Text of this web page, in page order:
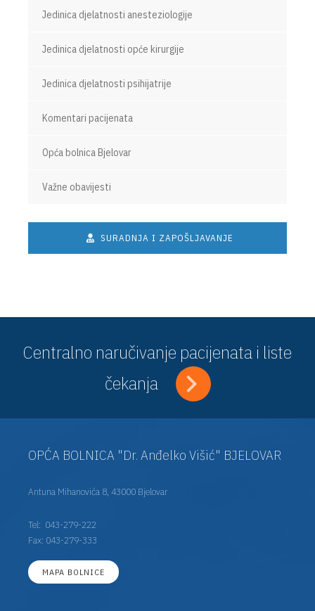
Jedinica djelatnosti anesteziologije
Jedinica djelatnosti opće kirurgije
Jedinica djelatnosti psihijatrije
Komentari pacijenata
Opća bolnica Bjelovar
Važne obavijesti
SURADNJA I ZAPOŠLJAVANJE
Centralno naručivanje pacijenata i liste
čekanja
OPĆA BOLNICA "Dr. Anđelko Višić" BJELOVAR
Antuna Mihanovića 8, 43000 Bjelovar
Tel: 043-279-222
Fax: 043-279-333
MAPA BOLNICE